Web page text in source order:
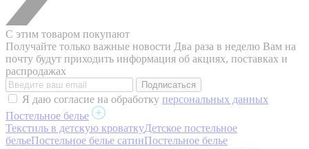
С этим товаром покупают
Получайте только важные новости Два раза в неделю Вам на
почту будут приходить информация об акциях, поставках и
распродажах
Я даю согласие на обработку персональных данных
Постельное белье
Текстиль в детскую кроваткуДетское постельное
бельеПостельное белье сатинПостельное белье